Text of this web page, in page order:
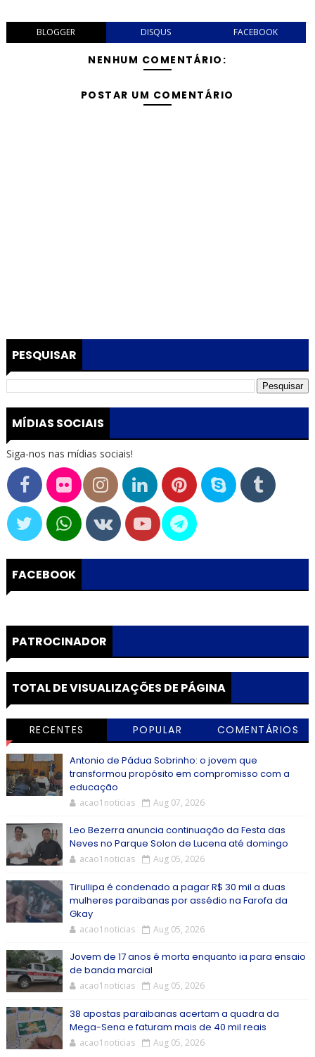
BLOGGER DISQUS FACEBOOK
NENHUM COMENTÁRIO:
POSTAR UM COMENTÁRIO
PESQUISAR
MÍDIAS SOCIAIS
Siga-nos nas mídias sociais!
FACEBOOK
PATROCINADOR
TOTAL DE VISUALIZAÇÕES DE PÁGINA
RECENTES POPULAR COMENTÁRIOS
Antonio de Pádua Sobrinho: o jovem que
transformou propósito em compromisso com a
educação
acao1noticias Aug 07, 2026
Leo Bezerra anuncia continuação da Festa das
Neves no Parque Solon de Lucena até domingo
acao1noticias Aug 05, 2026
Tirullipa é condenado a pagar R$ 30 mil a duas
mulheres paraibanas por assédio na Farofa da
Gkay
acao1noticias Aug 05, 2026
Jovem de 17 anos é morta enquanto ia para ensaio
de banda marcial
acao1noticias Aug 05, 2026
38 apostas paraibanas acertam a quadra da
Mega-Sena e faturam mais de 40 mil reais
acao1noticias Aug 05, 2026